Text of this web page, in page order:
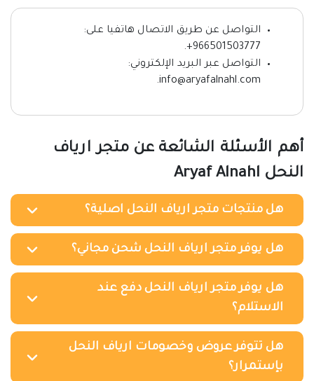
التواصل عن طريق الاتصال هاتفيا على:
966501503777+.
التواصل عبر البريد الإلكتروني:
info@aryafalnahl.com.
أهم الأسئلة الشائعة عن متجر ارياف
النحل Aryaf Alnahl
هل منتجات متجر ارياف النحل اصلية؟
هل يوفر متجر ارياف النحل شحن مجاني؟
هل يوفر متجر ارياف النحل دفع عند
الاستلام؟
هل تتوفر عروض وخصومات ارياف النحل
بإستمرار؟